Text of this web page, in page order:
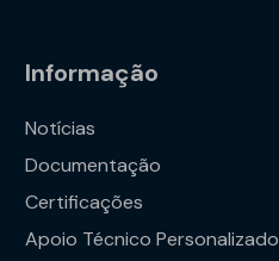
Informação
Notícias
Documentação
Certificações
Apoio Técnico Personalizado